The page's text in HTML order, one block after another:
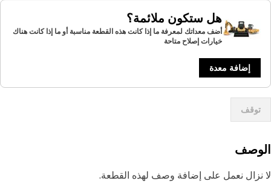
هل ستكون ملائمة؟
أضف معداتك لمعرفة ما إذا كانت هذه القطعة مناسبة أو ما إذا كانت هناك
خيارات إصلاح متاحة
إضافة معدة
توقف
نزال نعمل على إضافة وصف لهذه القطعة.